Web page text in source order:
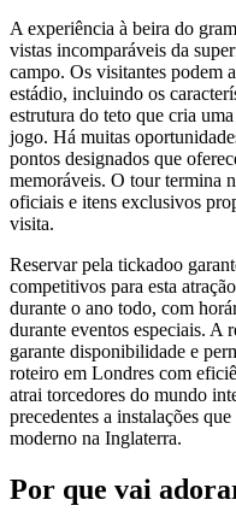
A experiência à beira do
vistas incomparáveis da
campo. Os visitantes podem
estádio, incluindo os
estrutura do teto que cria
jogo. Há muitas
pontos designados que
memoráveis. O tour termina
oficiais e itens exclusivos
visita.
Reservar pela tickadoo
competitivos para esta
durante o ano todo, com
durante eventos especiais. A
garante disponibilidade e
roteiro em Londres com
atrai torcedores do mundo
precedentes a instalações
moderno na Inglaterra.
Por que vai